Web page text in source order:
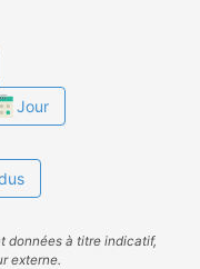
Jour
données à titre indicatif,
externe.